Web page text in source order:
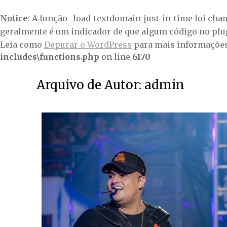
Notice: A função _load_textdomain_just_in_time foi
geralmente é um indicador de que algum código no
Leia como Depurar o WordPress para mais
includes\functions.php on line 6170
Arquivo de Autor: admin